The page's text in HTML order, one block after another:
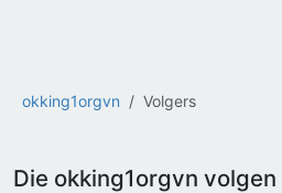
okking1orgvn Volgers
Die okking1orgvn volgen